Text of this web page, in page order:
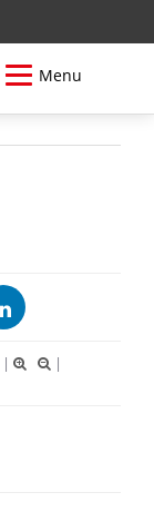
Menu
|
|